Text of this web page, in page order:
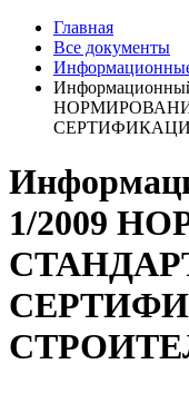
Главная
Все документы
1/2009